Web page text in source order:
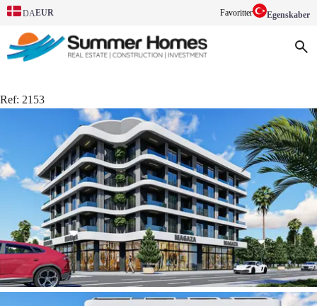
DAEUR Favoritter Egenskaber
Ref: 2153